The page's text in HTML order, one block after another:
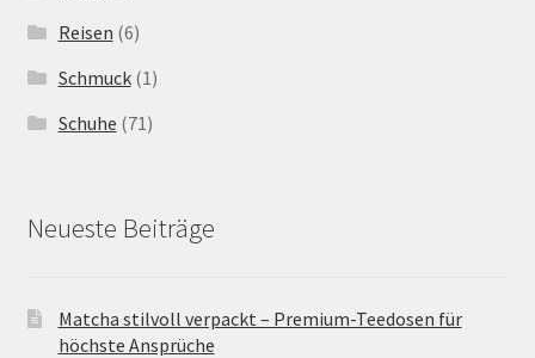
Reisen (6)
Schmuck(1)
Schuhe (71)
Neueste Beiträge
Matcha stilvoll verpackt – Premium-Teedosen für
höchste Ansprüche